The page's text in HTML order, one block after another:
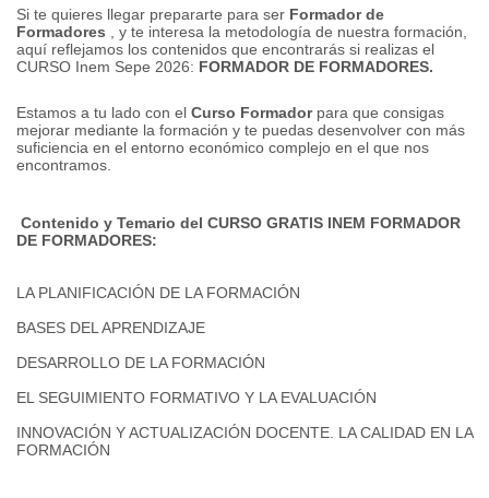
Si te quieres llegar prepararte para ser Formador de
Formadores
y te interesa la metodología de nuestra formación,
aquí reflejamos los contenidos que encontrarás si realizas el
CURSO Inem Sepe 2026: FORMADOR DE FORMADORES.
Estamos a tu lado con el Curso Formadorpara que consigas
mejorar mediante la formación y te puedas desenvolver con más
suficiencia en el entorno económico complejo en el que nos
encontramos.
Contenido y Temario del CURSO GRATIS INEM FORMADOR
DE FORMADORES:
LA PLANIFICACIÓN DE LA FORMACIÓN
BASES DEL APRENDIZAJE
DESARROLLO DE LA FORMACIÓN
EL SEGUIMIENTO FORMATIVO Y LA EVALUACIÓN
INNOVACIÓN Y ACTUALIZACIÓN DOCENTE. LA CALIDAD EN LA
FORMACIÓN